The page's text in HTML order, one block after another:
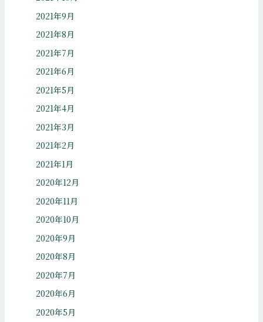
2021年9月
2021年8月
2021年7月
2021年6月
2021年5月
2021年4月
2021年3月
2021年2月
2021年1月
2020年12月
2020年11月
2020年10月
2020年9月
2020年8月
2020年7月
2020年6月
2020年5月